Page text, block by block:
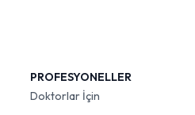
PROFESYONELLER
Doktorlar İçin